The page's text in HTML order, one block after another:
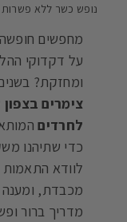
נופש כשר ללא פשרות
מחפשים
על דקדוקי
ומחזקת?
צימרים
לחרדים
כדי שתיהנו
לוודא
מכבדת,
מדריך ברור